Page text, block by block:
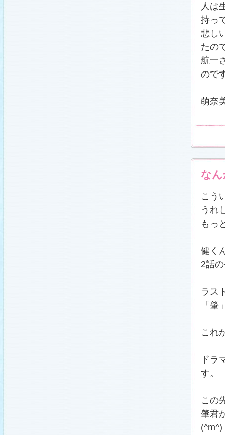
人は
持っ
悲し
たの
航一
ので
萌奈
な
こう
うれ
もっ
健く
2話
ラス
「
これ
ドラ
す。
この
肇君
(^m^)